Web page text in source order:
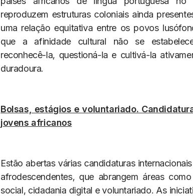
reproduzem estruturas coloniais ainda
uma relação equitativa entre os povos
que a afinidade cultural não se
reconhecê-la, questioná-la e cultivá-la
duradoura.
Bolsas, estágios e voluntariado.
jovens africanos
Estão abertas várias candidaturas
afrodescendentes, que abrangem áreas
social, cidadania digital e voluntariado. As